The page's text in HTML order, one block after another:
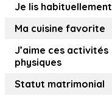
Je lis habituellement
Ma cuisine favorite
J’aime ces activités
physiques
Statut matrimonial